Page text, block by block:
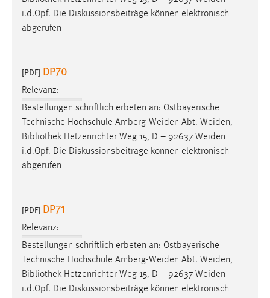
i.d.Opf. Die Diskussionsbeiträge können elektronisch
abgerufen
[PDF] DP70
Relevanz:
Bestellungen schriftlich erbeten an: Ostbayerische
Technische Hochschule Amberg-Weiden Abt. Weiden,
Bibliothek Hetzenrichter Weg 15, D – 92637 Weiden
i.d.Opf. Die Diskussionsbeiträge können elektronisch
abgerufen
[PDF] DP71
Relevanz:
Bestellungen schriftlich erbeten an: Ostbayerische
Technische Hochschule Amberg-Weiden Abt. Weiden,
Bibliothek Hetzenrichter Weg 15, D – 92637 Weiden
i.d.Opf. Die Diskussionsbeiträge können elektronisch